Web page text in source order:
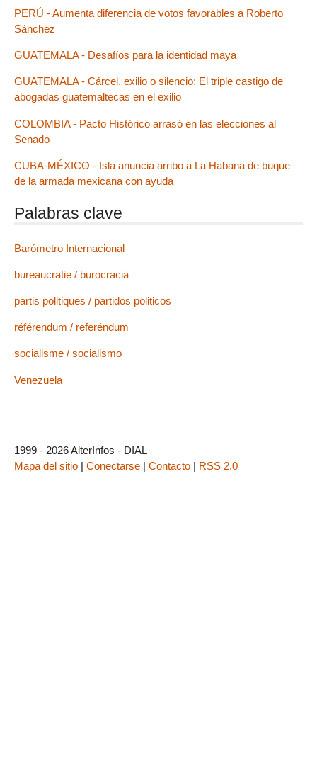
PERÚ - Aumenta diferencia de votos favorables a Roberto
Sánchez
GUATEMALA - Desafíos para la identidad maya
GUATEMALA - Cárcel, exilio o silencio: El triple castigo de
abogadas guatemaltecas en el exilio
COLOMBIA - Pacto Histórico arrasó en las elecciones al
Senado
CUBA-MÉXICO - Isla anuncia arribo a La Habana de buque
de la armada mexicana con ayuda
Palabras clave
Barómetro Internacional
bureaucratie / burocracia
partis politiques / partidos politicos
référendum / referéndum
socialisme / socialismo
Venezuela
1999 - 2026 AlterInfos - DIAL
Mapa del sitio | Conectarse | Contacto | RSS 2.0